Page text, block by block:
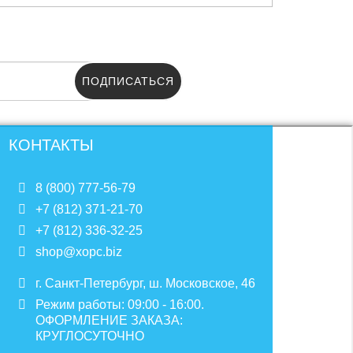
ПОДПИСАТЬСЯ
КОНТАКТЫ
8 (800) 777-56-79
+7 (812) 371-21-70
+7 (812) 336-32-25
shop@xopc.biz
г. Санкт-Петербург, ш. Московское, 46
Режим работы: 09:00 - 16:00.
ОФОРМЛЕНИЕ ЗАКАЗА:
КРУГЛОСУТОЧНО